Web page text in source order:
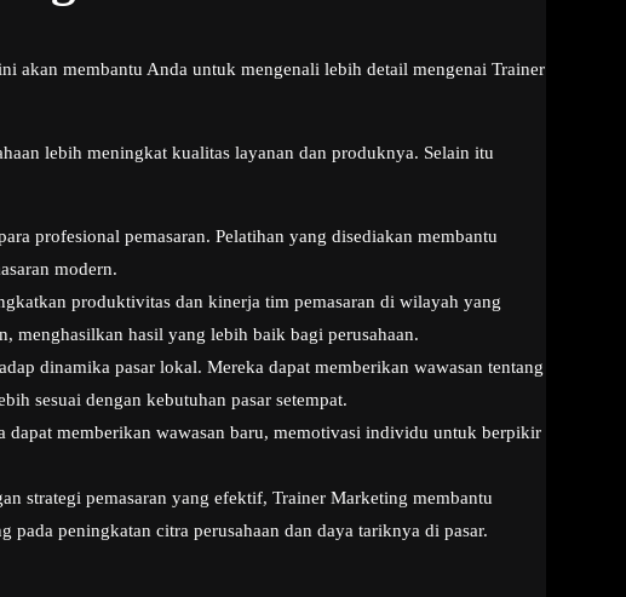
akan membantu Anda untuk mengenali lebih detail mengenai Trainer
lebih meningkat kualitas layanan dan produknya. Selain itu
profesional pemasaran. Pelatihan yang disediakan membantu
modern.
produktivitas dan kinerja tim pemasaran di wilayah yang
menghasilkan hasil yang lebih baik bagi perusahaan.
dinamika pasar lokal. Mereka dapat memberikan wawasan tentang
sesuai dengan kebutuhan pasar setempat.
dapat memberikan wawasan baru, memotivasi individu untuk berpikir
strategi pemasaran yang efektif, Trainer Marketing membantu
peningkatan citra perusahaan dan daya tariknya di pasar.